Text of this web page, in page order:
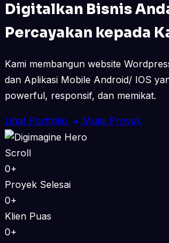
Digitalkan Bisnis
Percayakan kepada
Kami membangun website
dan Aplikasi Mobile Android/ IOS
powerful, responsif, dan memikat.
Lihat Portfolio Mulai Proyek
Scroll
0+
Proyek Selesai
0+
Klien Puas
0+